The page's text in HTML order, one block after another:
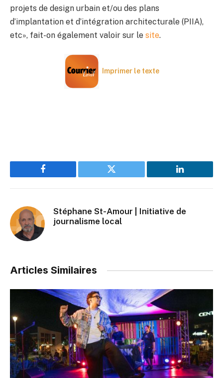
projets de design urbain et/ou des plans
d’implantation et d’intégration architecturale (PIIA),
etc», fait-on également valoir sur le site.
Imprimer le texte
Facebook Twitter LinkedIn
Stéphane St-Amour | Initiative de
journalisme local
Articles Similaires